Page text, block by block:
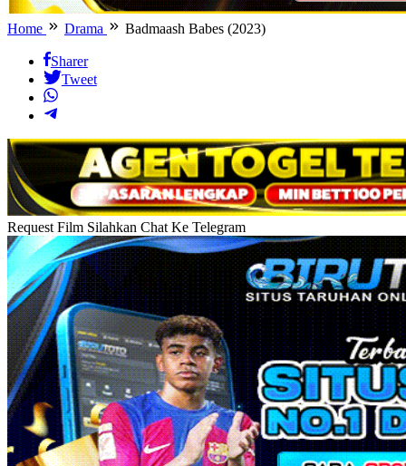
Home Drama Badmaash Babes (2023)
Sharer
Tweet
Request Film Silahkan Chat Ke Telegram